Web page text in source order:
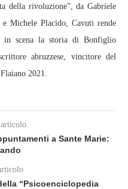
della rivoluzione”, da Gabriele
Michele Placido, Cavuti rende
in scena la storia di Bonfiglio
abruzzese, vincitore del
2021.
articolo
a Sante Marie:
“Psicoenciclopedia